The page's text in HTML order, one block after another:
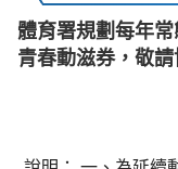
體育署規劃每年
青春動滋券，敬